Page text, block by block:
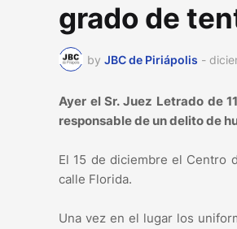
grado de
by JBC de Piriápolis -
Ayer el Sr. Juez Letrado de
responsable de un delito de
El 15 de diciembre el Centro
calle Florida.
Una vez en el lugar los